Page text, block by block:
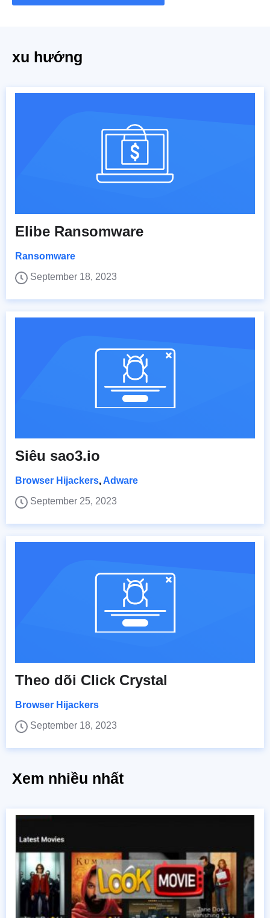
xu hướng
Elibe Ransomware
Ransomware
September 18, 2023
Siêu sao3.io
Browser Hijackers, Adware
September 25, 2023
Theo dõi Click Crystal
Browser Hijackers
September 18, 2023
Xem nhiều nhất